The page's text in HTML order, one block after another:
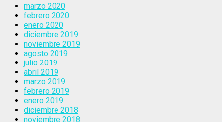
marzo 2020
febrero 2020
enero 2020
diciembre 2019
noviembre 2019
agosto 2019
julio 2019
abril 2019
marzo 2019
febrero 2019
enero 2019
diciembre 2018
noviembre 2018